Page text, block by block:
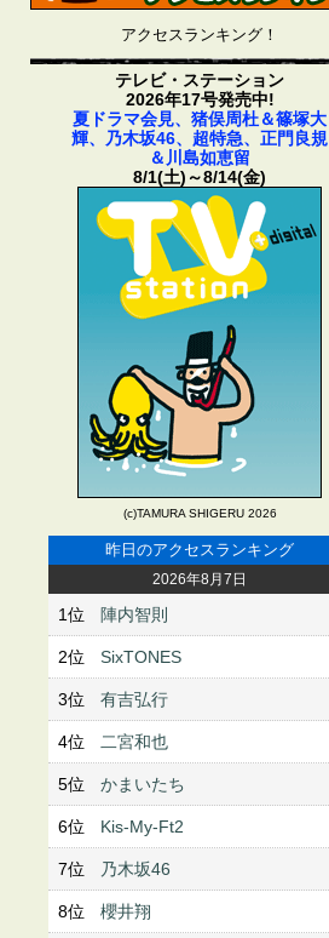
アクセスランキング！
テレビ・ステーション
2026年17号発売中!
夏ドラマ会見、猪俣周杜＆篠塚大
輝、乃木坂46、超特急、正門良規
＆川島如恵留
8/1(土)～8/14(金)
(c)TAMURA SHIGERU 2026
昨日のアクセスランキング
2026年8月7日
1位 陣内智則
2位 SixTONES
3位 有吉弘行
4位 二宮和也
5位 かまいたち
6位 Kis-My-Ft2
7位 乃木坂46
8位 櫻井翔